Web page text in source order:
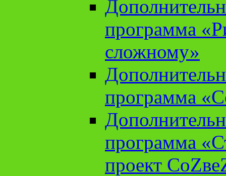
программа
сложному»
программа
программа
проект